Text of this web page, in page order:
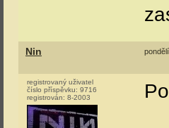
Nin
registrovaný uživatel
číslo příspěvku: 9716
registrován: 8-2003